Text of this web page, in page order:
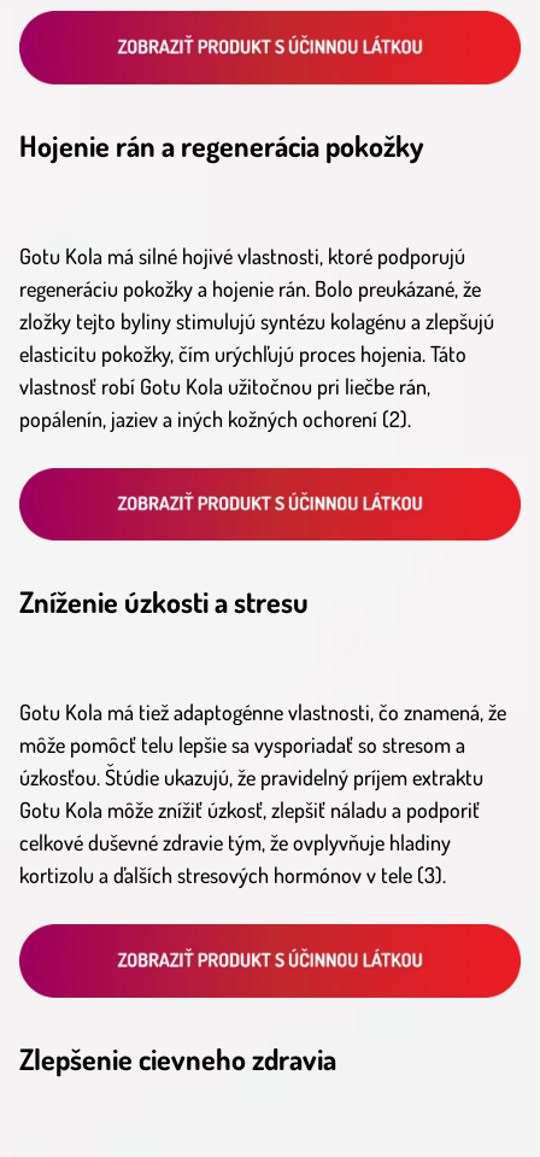
Hojenie rán a regenerácia pokožky
Gotu Kola má silné hojivé vlastnosti, ktoré podporujú
regeneráciu pokožky a hojenie rán. Bolo preukázané, že
zložky tejto byliny stimulujú syntézu kolagénu a zlepšujú
elasticitu pokožky, čím urýchľujú proces hojenia. Táto
vlastnosť robí Gotu Kola užitočnou pri liečbe rán,
popálenín, jaziev a iných kožných ochorení (2).
Zníženie úzkosti a stresu
Gotu Kola má tiež adaptogénne vlastnosti, čo znamená, že
môže pomôcť telu lepšie sa vysporiadať so stresom a
úzkosťou. Štúdie ukazujú, že pravidelný príjem extraktu
Gotu Kola môže znížiť úzkosť, zlepšiť náladu a podporiť
celkové duševné zdravie tým, že ovplyvňuje hladiny
kortizolu a ďalších stresových hormónov v tele (3).
Zlepšenie cievneho zdravia